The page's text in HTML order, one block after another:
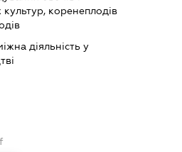
коренеплодів
діяльність у